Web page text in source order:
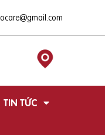
TIN TỨC